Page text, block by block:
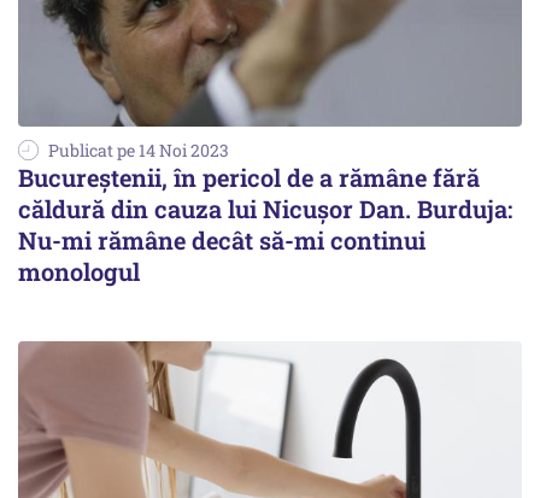
Publicat pe 14 Noi 2023
Bucureștenii, în pericol de a rămâne fără
căldură din cauza lui Nicușor Dan. Burduja:
Nu-mi rămâne decât să-mi continui
monologul